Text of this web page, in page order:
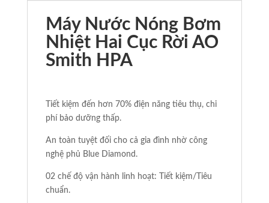
Máy Nước Nóng Bơm
Nhiệt Hai Cục Rời AO
Smith HPA
Tiết kiệm đến hơn 70% điện năng tiêu thụ, chi
phí bảo dưỡng thấp.
An toàn tuyệt đối cho cả gia đình nhờ công
nghệ phủ Blue Diamond.
02 chế độ vận hành linh hoạt: Tiết kiệm/Tiêu
chuẩn.